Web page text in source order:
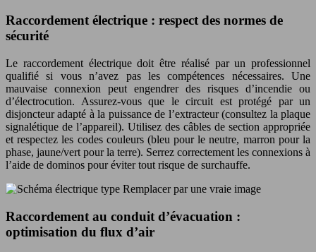
Raccordement électrique : respect des normes de
sécurité
Le raccordement électrique doit être réalisé par un professionnel
qualifié si vous n’avez pas les compétences nécessaires. Une
mauvaise connexion peut engendrer des risques d’incendie ou
d’électrocution. Assurez-vous que le circuit est protégé par un
disjoncteur adapté à la puissance de l’extracteur (consultez la plaque
signalétique de l’appareil). Utilisez des câbles de section appropriée
et respectez les codes couleurs (bleu pour le neutre, marron pour la
phase, jaune/vert pour la terre). Serrez correctement les connexions à
l’aide de dominos pour éviter tout risque de surchauffe.
Remplacer par une vraie image
Raccordement au conduit d’évacuation :
optimisation du flux d’air